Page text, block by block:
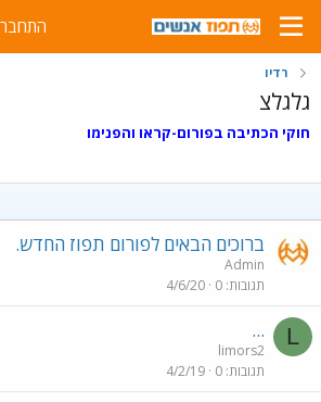
התחבר
רדיו
גלגלצ
חוקי הכתיבה בפורום-קראו והפנימו
ברוכים הבאים לפורום תפוז החדש.
Admin
תגובות 0
4/6/20
L
...
limors2
תגובות 0
4/2/19